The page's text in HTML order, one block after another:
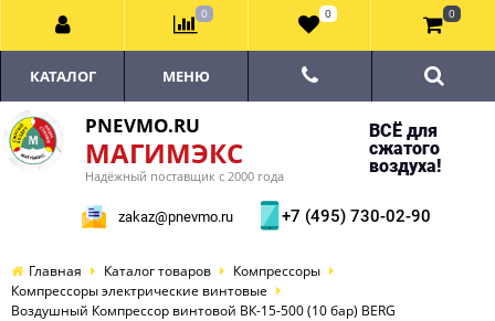
PNEVMO.RU
МАГИМЭКС
Надёжный поставщик с 2000 года
ВСЁ для
сжатого
воздуха!
zakaz@pnevmo.ru +7 (495) 730-02-90
КАТАЛОГ МЕНЮ
Главная Каталог товаров
Компрессоры
Компрессоры электрические винтовые
Воздушный Компрессор винтовой ВК-15-500 (10 бар) BERG
0 0 0